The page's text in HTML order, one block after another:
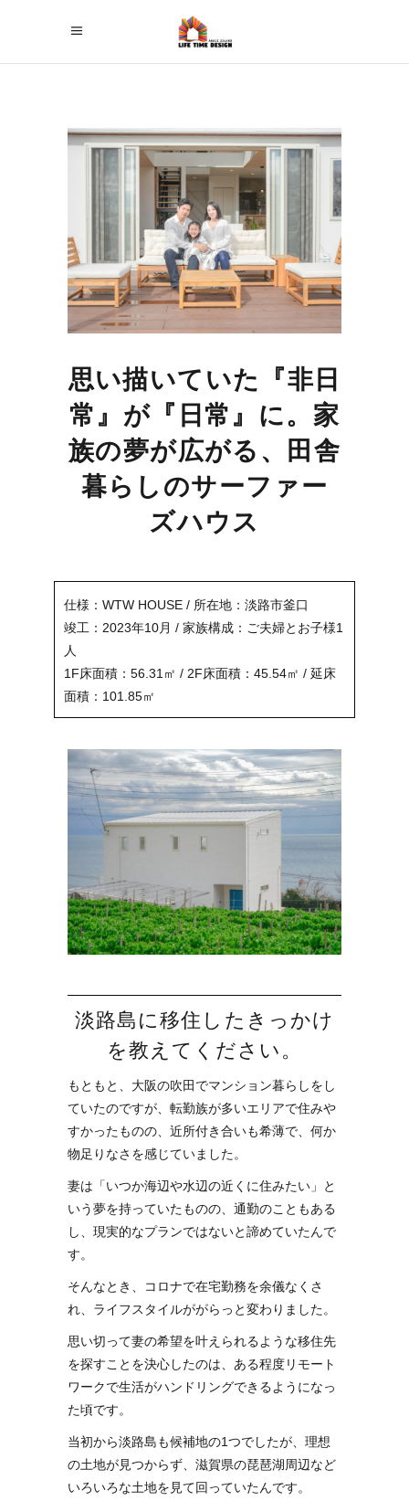
思い描いていた『非日
常』が『日常』に。 家
族の夢が広がる、田舎
暮らしのサーファー
ズハウス
仕様：WTW HOUSE / 所在地：淡路市釜口
竣工：2023年10月 / 家族構成：ご夫婦とお子様1
人
1F床面積：56.31㎡ / 2F床面積：45.54㎡ / 延床
面積：101.85㎡
淡路島に移住したきっかけ
を教えてください。
もともと、大阪の吹田でマンション暮らしをし
ていたのですが、転勤族が多いエリアで住みや
すかったものの、近所付き合いも希薄で、何か
物足りなさを感じていました。
妻は「いつか海辺や水辺の近くに住みたい」と
いう夢を持っていたものの、通勤のこともある
し、現実的なプランではないと諦めていたんで
す。
そんなとき、コロナで在宅勤務を余儀なくさ
れ、ライフスタイルががらっと変わりました。
思い切って妻の希望を叶えられるような移住先
を探すことを決心したのは、ある程度リモート
ワークで生活がハンドリングできるようになっ
た頃です。
当初から淡路島も候補地の1つでしたが、理想
の土地が見つからず、滋賀県の琵琶湖周辺など
いろいろな土地を見て回っていたんです。